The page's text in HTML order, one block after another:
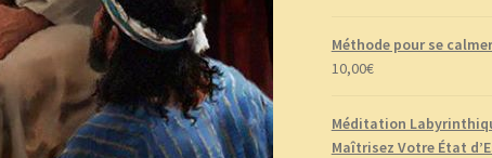
Méthode pour se calmer
10,00€
Méditation
Maîtrisez Votre État